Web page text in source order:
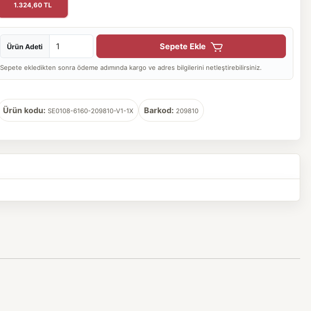
1.324,60 TL
Ürün Adeti Sepete Ekle
Sepete ekledikten sonra ödeme adımında kargo ve adres bilgilerini netleştirebilirsiniz.
Ürün kodu: SE0108-6160-209810-V1-1X Barkod: 209810